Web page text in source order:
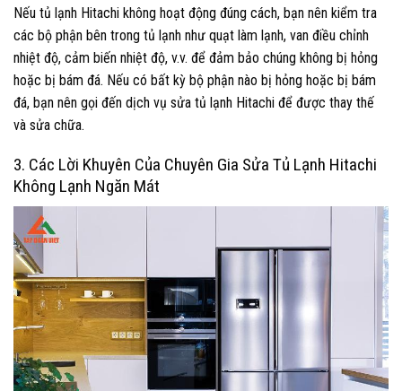
Nếu tủ lạnh Hitachi không hoạt động đúng cách, bạn nên kiểm tra
các bộ phận bên trong tủ lạnh như quạt làm lạnh, van điều chỉnh
nhiệt độ, cảm biến nhiệt độ, v.v. để đảm bảo chúng không bị hỏng
hoặc bị bám đá. Nếu có bất kỳ bộ phận nào bị hỏng hoặc bị bám
đá, bạn nên gọi đến dịch vụ sửa tủ lạnh Hitachi để được thay thế
và sửa chữa.
3. Các Lời Khuyên Của Chuyên Gia Sửa Tủ Lạnh Hitachi
Không Lạnh Ngăn Mát